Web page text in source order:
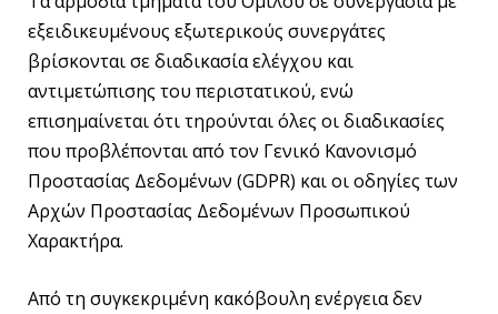
εξειδικευμένους εξωτερικούς συνεργάτες
βρίσκονται σε διαδικασία ελέγχου και
αντιμετώπισης του περιστατικού, ενώ
επισημαίνεται ότι τηρούνται όλες οι διαδικασίες
που προβλέπονται από τον Γενικό Κανονισμό
Προστασίας Δεδομένων (GDPR) και οι οδηγίες των
Αρχών Προστασίας Δεδομένων Προσωπικού
Χαρακτήρα.
Από τη συγκεκριμένη κακόβουλη ενέργεια δεν